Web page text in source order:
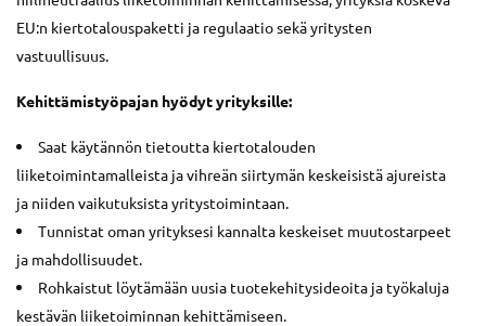
EU:n kiertotalouspaketti ja regulaatio sekä yritysten
vastuullisuus.
Kehittämistyöpajan hyödyt yrityksille:
Saat käytännön tietoutta kiertotalouden
liiketoimintamalleista ja vihreän siirtymän keskeisistä ajureista
ja niiden vaikutuksista yritystoimintaan.
Tunnistat oman yrityksesi kannalta keskeiset muutostarpeet
ja mahdollisuudet.
Rohkaistut löytämään uusia tuotekehitysideoita ja työkaluja
kestävän liiketoiminnan kehittämiseen.